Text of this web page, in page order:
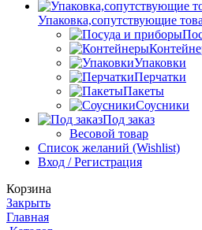
Упаковка,сопутствующие
Упаковки
Перчатки
Пакеты
Соусники
Под заказ
Весовой товар
Список желаний (Wishlist)
Вход / Регистрация
Корзина
Закрыть
Главная